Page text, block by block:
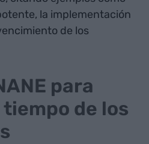
la implementación
de los
para
de los